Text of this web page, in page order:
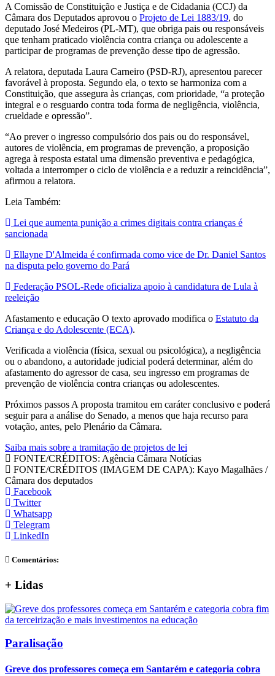
A Comissão de Constituição e Justiça e de Cidadania (CCJ) da
Câmara dos Deputados aprovou o Projeto de Lei 1883/19, do
deputado José Medeiros (PL-MT), que obriga pais ou responsáveis
que tenham praticado violência contra criança ou adolescente a
participar de programas de prevenção desse tipo de agressão.
A relatora, deputada Laura Carneiro (PSD-RJ), apresentou parecer
favorável à proposta. Segundo ela, o texto se harmoniza com a
Constituição, que assegura às crianças, com prioridade, “a proteção
integral e o resguardo contra toda forma de negligência, violência,
crueldade e opressão”.
“Ao prever o ingresso compulsório dos pais ou do responsável,
autores de violência, em programas de prevenção, a proposição
agrega à resposta estatal uma dimensão preventiva e pedagógica,
voltada a interromper o ciclo de violência e a reduzir a reincidência”,
afirmou a relatora.
Leia Também:
Lei que aumenta punição a crimes digitais contra crianças é
sancionada
Ellayne D'Almeida é confirmada como vice de Dr. Daniel Santos
na disputa pelo governo do Pará
Federação PSOL-Rede oficializa apoio à candidatura de Lula à
reeleição
Afastamento e educação O texto aprovado modifica o Estatuto da
Criança e do Adolescente (ECA).
Verificada a violência (física, sexual ou psicológica), a negligência
ou o abandono, a autoridade judicial poderá determinar, além do
afastamento do agressor de casa, seu ingresso em programas de
prevenção de violência contra crianças ou adolescentes.
Próximos passos A proposta tramitou em caráter conclusivo e poderá
seguir para a análise do Senado, a menos que haja recurso para
votação, antes, pelo Plenário da Câmara.
Saiba mais sobre a tramitação de projetos de lei
FONTE/CRÉDITOS: Agência Câmara Notícias
FONTE/CRÉDITOS (IMAGEM DE CAPA): Kayo Magalhães /
Câmara dos deputados
Facebook
Twitter
Whatsapp
Telegram
LinkedIn
Comentários:
+ Lidas
Paralisação
Greve dos professores começa em Santarém e categoria cobra